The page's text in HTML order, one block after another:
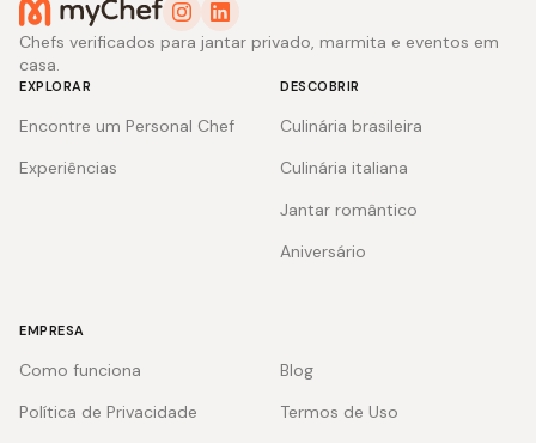
Chefs verificados para jantar privado, marmita e eventos em
casa.
EXPLORAR
Encontre um Personal Chef
Experiências
DESCOBRIR
Culinária brasileira
Culinária italiana
Jantar romântico
Aniversário
EMPRESA
Como funciona
Blog
Política de Privacidade
Termos de Uso